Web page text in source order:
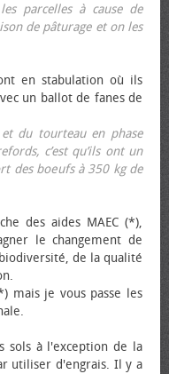
parcelles à cause de
de pâturage et on les
en stabulation où ils
un ballot de fanes de
du tourteau en phase
c’est qu’ils ont un
des bœufs à 350 kg de
des aides MAEC (*),
le changement de
de la qualité
mais je vous passe les
sols à l'exception de la
utiliser d'engrais. Il y a